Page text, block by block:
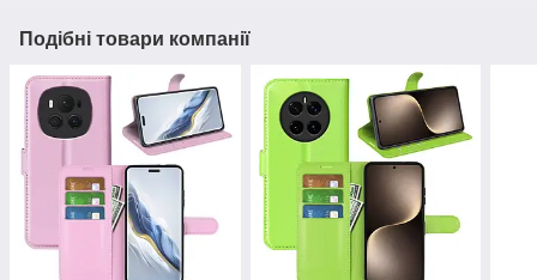
Подібні товари компанії